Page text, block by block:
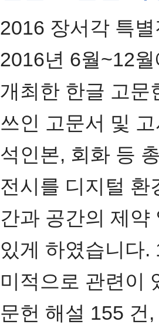
2016 장서각 특
2016년 6월~12
개최한 한글 고문
쓰인 고문서 및
석인본, 회화 등
전시를 디지털 환
간과 공간의 제약
있게 하였습니다.
미적으로 관련이
문헌 해설 155 건